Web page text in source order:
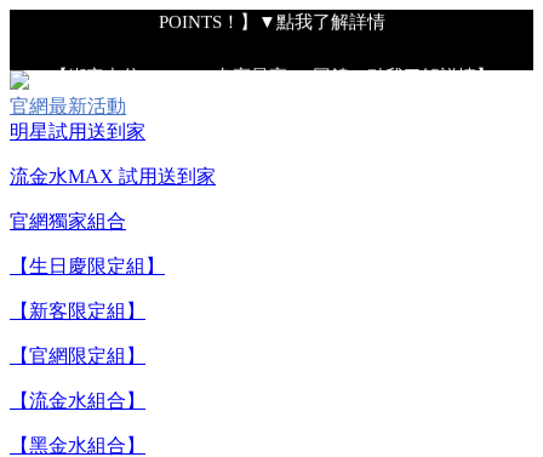
POINTS！】▼點我了解詳情
【綁定中信LINE Pay卡享最高6%回饋▼點我了解詳情】
【重要公告】IPSA 無法驗證非官方通路銷售之品牌商品的真實
性，也無法協助此類商品的售後服務
【8/4-8/9 單筆消費滿$3,000現折$300】
【8/4-8/9 新客LINE購物導購滿$2,000送100點LINE
官網最新活動
明星試用送到家
流金水MAX 試用送到家
官網獨家組合
【生日慶限定組】
【新客限定組】
【官網限定組】
【流金水組合】
【黑金水組合】